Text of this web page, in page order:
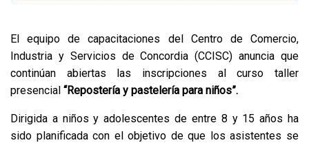
El equipo de capacitaciones del Centro de Comercio,
Industria y Servicios de Concordia (CCISC) anuncia que
continúan abiertas las inscripciones al curso taller
presencial “Repostería y pastelería para niños”.
Dirigida a niños y adolescentes de entre 8 y 15 años ha
sido planificada con el objetivo de que los asistentes se